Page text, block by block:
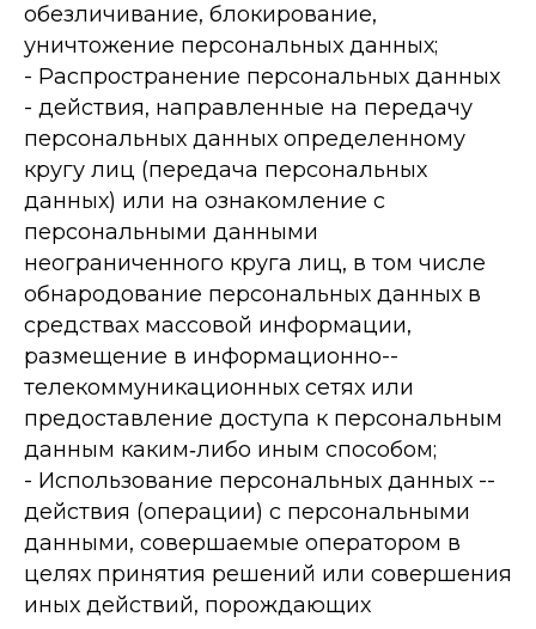
обезличивание, блокирование,
уничтожение персональных данных;
-­ Распространение персональных данных
-­ действия, направленные на передачу
персональных данных определенному
кругу лиц (передача персональных
данных) или на ознакомление с
персональными данными
неограниченного круга лиц, в том числе
обнародование персональных данных в
средствах массовой информации,
размещение в информационно-­
телекоммуникационных сетях или
предоставление доступа к персональным
данным каким­‐либо иным способом;
-­ Использование персональных данных -­
действия (операции) с персональными
данными, совершаемые оператором в
целях принятия решений или совершения
иных действий, порождающих